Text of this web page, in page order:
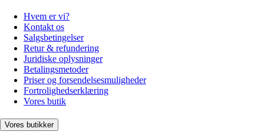
Hvem er vi?
Kontakt os
Salgsbetingelser
Retur & refundering
Juridiske oplysninger
Betalingsmetoder
Priser og forsendelsesmuligheder
Fortrolighedserklæring
Vores butik
Vores butikker